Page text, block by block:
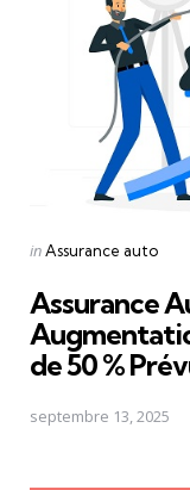
Posted
inAssurance auto
Assurance
de 50 %
septembre 13, 2025